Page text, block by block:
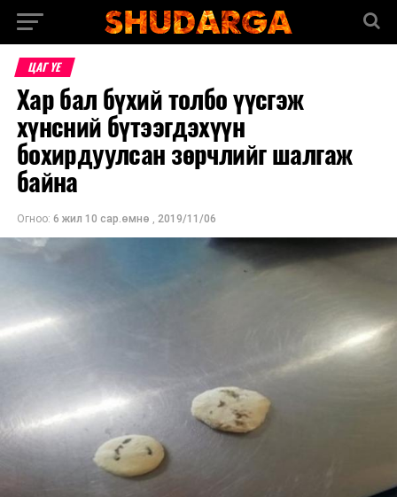
ЦАГ ҮЕ
Хар бал бүхий толбо үүсгэж
хүнсний бүтээгдэхүүн
бохирдуулсан зөрчлийг шалгаж
байна
Огноо: 6 жил 10 сар.өмнө , 2019/11/06